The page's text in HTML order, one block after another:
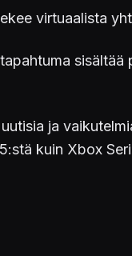
virtuaalista
ja
kuin Xbox